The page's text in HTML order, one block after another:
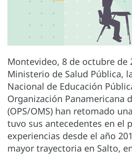
Montevideo, 8 de octubre de
Ministerio de Salud Pública,
Nacional de Educación
Organización Panamericana
(OPS/OMS) han retomado
tuvo sus antecedentes en el
experiencias desde el año
mayor trayectoria en Salto,